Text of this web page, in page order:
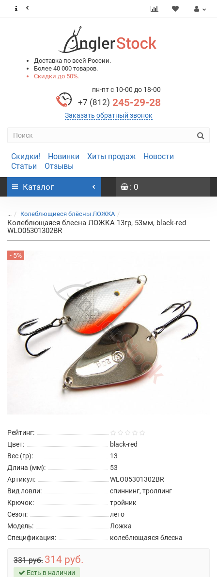
Доставка по всей России.
Более 40 000 товаров.
Скидки до 50%.
пн-пт с 10-00 до 18-00
+7 (812) 245-29-28
Заказать обратный звонок
Скидки! Новинки Хиты продаж
Новости
Статьи
Отзывы
Каталог : 0
... Колеблющиеся блёсны ЛОЖКА
Колеблющаяся блесна ЛОЖКА 13гр, 53мм, black-red
WLO05301302BR
- 5%
Рейтинг:
Цвет:
black-red
Вес (гр):
13
Длина (мм):
53
Артикул:
WLO05301302BR
Вид ловли:
спиннинг, троллинг
Крючок:
тройник
Сезон:
лето
Модель:
Ложка
Спецификация:
колеблющаяся блесна
331 руб. 314 руб.
Есть в наличии